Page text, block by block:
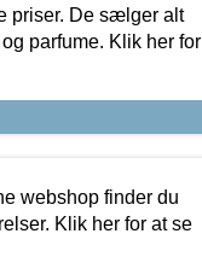
priser. De sælger alt
parfume. Klik her for
webshop finder du
Klik her for at se